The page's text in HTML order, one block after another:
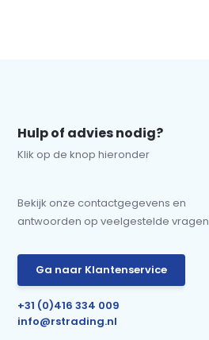
Hulp of advies nodig?
Klik op de knop hieronder
Bekijk onze contactgegevens en
antwoorden op veelgestelde vragen
Ga naar Klantenservice
+31 (0)416 334 009
info@rstrading.nl